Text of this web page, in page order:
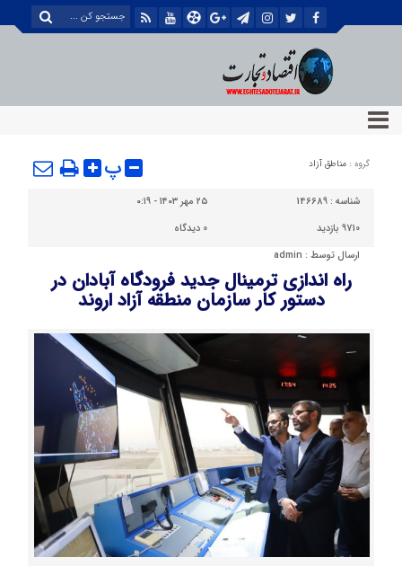
گروه : مناطق آزاد پ
شناسه : 146689
۲۵ مهر ۱۴۰۳ - ۰:۱۹
9710 بازدید
0 دیدگاه
ارسال توسط : admin
راه اندازی ترمینال جدید فرودگاه آبادان در
دستور کار سازمان منطقه آزاد اروند